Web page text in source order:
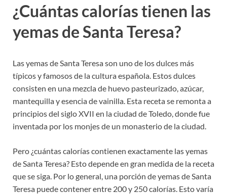
¿Cuántas calorías tienen las
yemas de Santa Teresa?
Las yemas de Santa Teresa son uno de los dulces más
típicos y famosos de la cultura española. Estos dulces
consisten en una mezcla de huevo pasteurizado, azúcar,
mantequilla y esencia de vainilla. Esta receta se remonta a
principios del siglo XVII en la ciudad de Toledo, donde fue
inventada por los monjes de un monasterio de la ciudad.
Pero ¿cuántas calorías contienen exactamente las yemas
de Santa Teresa? Esto depende en gran medida de la receta
que se siga. Por lo general, una porción de yemas de Santa
Teresa puede contener entre 200 y 250 calorías. Esto varía